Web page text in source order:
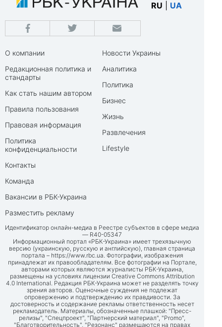
RU UA
О компании
Редакционная политика и
стандарты
Как стать нашим автором
Правила пользования
Правовая информация
Политика
конфиденциальности
Контакты
Команда
Вакансии в РБК-Украина
Разместить рекламу
Новости Украины
Аналитика
Политика
Бизнес
Жизнь
Развлечения
Lifestyle
Идентификатор онлайн-медиа в Реестре субъектов в сфере медиа
— R40-05347
Информационный портал «РБК-Украина» имеет трехязычную
версию (украинскую, русскую и английскую), главная страница
портала – https://www.rbc.ua. Фотографии, изображения
принадлежат их правообладателям. Все фотографии на Портале,
авторами которых являются журналисты РБК-Украина,
размещены на условиях лицензии Creative Commons Attribution
4.0 International. Редакция РБК-Украина может не разделять точку
зрения авторов. Оценочные суждения не подлежат
опровержению и подтверждению их правдивости. За
достоверность и содержание рекламы ответственность несет
рекламодатель. Материалы, обозначенные плашкой: "Пресс-
релизы", "Спецпроект", "Партнерский материал", "Promo",
"Благотворительность", "Резонанс" размещаются на правах